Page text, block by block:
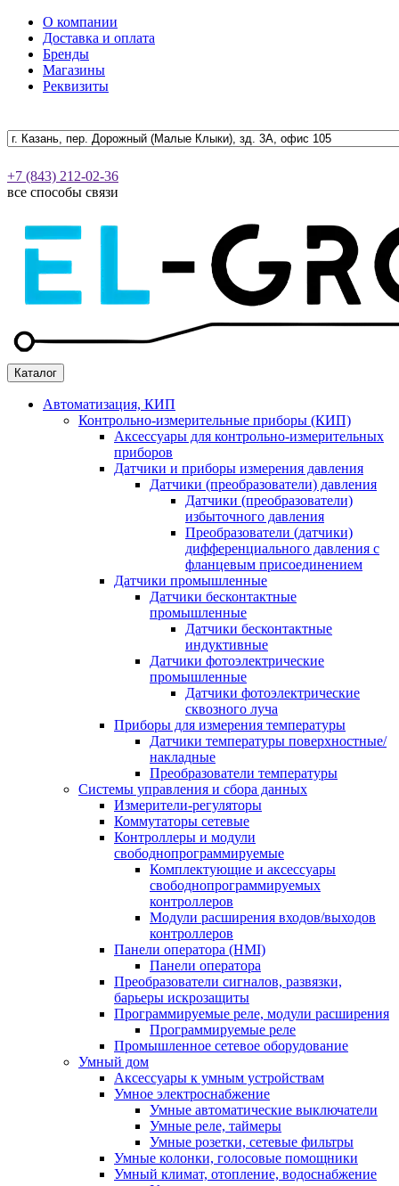
О компании
Доставка и оплата
Бренды
Магазины
Реквизиты
+7 (843) 212-02-36
все способы связи
Каталог
Автоматизация, КИП
Контрольно-измерительные приборы (КИП)
Аксессуары для контрольно-измерительных
приборов
Датчики и приборы измерения давления
Датчики (преобразователи) давления
Датчики (преобразователи)
избыточного давления
Преобразователи (датчики)
дифференциального давления с
фланцевым присоединением
Датчики промышленные
Датчики бесконтактные
промышленные
Датчики бесконтактные
индуктивные
Датчики фотоэлектрические
промышленные
Датчики фотоэлектрические
сквозного луча
Приборы для измерения температуры
Датчики температуры поверхностные/
накладные
Преобразователи температуры
Системы управления и сбора данных
Измерители-регуляторы
Коммутаторы сетевые
Контроллеры и модули
свободнопрограммируемые
Комплектующие и аксессуары
свободнопрограммируемых
контроллеров
Модули расширения входов/выходов
контроллеров
Панели оператора (HMI)
Панели оператора
Преобразователи сигналов, развязки,
барьеры искрозащиты
Программируемые реле, модули расширения
Программируемые реле
Промышленное сетевое оборудование
Умный дом
Аксессуары к умным устройствам
Умное электроснабжение
Умные автоматические выключатели
Умные реле, таймеры
Умные розетки, сетевые фильтры
Умные колонки, голосовые помощники
Умный климат, отопление, водоснабжение